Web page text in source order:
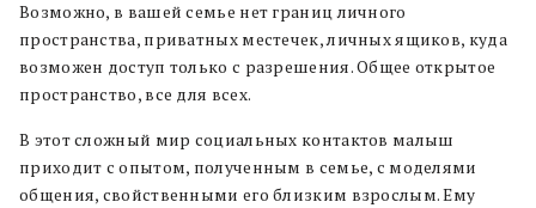
Возможно, в вашей семье нет границ личного
пространства, приватных местечек, личных ящиков, куда
возможен доступ только с разрешения. Общее открытое
пространство, все для всех.
В этот сложный мир социальных контактов малыш
приходит с опытом, полученным в семье, с моделями
общения, свойственными его близким взрослым. Ему